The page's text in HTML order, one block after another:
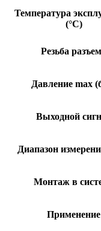
Температура
(°C)
Резьба
Давление max
Выходной
Диапазон
Монтаж в
Применение